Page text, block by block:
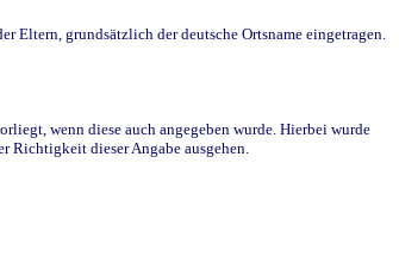
Eltern, grundsätzlich der deutsche Ortsname eingetragen.
wenn diese auch angegeben wurde. Hierbei wurde
Richtigkeit dieser Angabe ausgehen.